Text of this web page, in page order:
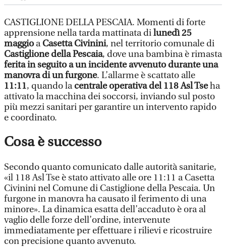
CASTIGLIONE DELLA PESCAIA. Momenti di forte
apprensione nella tarda mattinata dilunedì 25
maggioaCasetta Civinini, nel territorio comunale di
Castiglione della Pescaia, dove una bambina è rimasta
ferita in seguito a un incidente avvenuto durante una
manovra di un furgone. L’allarme è scattato alle
11:11, quando lacentrale operativa del 118 Asl Tseha
attivato la macchina dei soccorsi, inviando sul posto
più mezzi sanitari per garantire un intervento rapido
e coordinato.
Cosa è successo
Secondo quanto comunicato dalle autorità sanitarie,
«il 118 Asl Tse è stato attivato alle ore 11:11 a Casetta
Civinini nel Comune di Castiglione della Pescaia. Un
furgone in manovra ha causato il ferimento di una
minore». La dinamica esatta dell’accaduto è ora al
vaglio delle forze dell’ordine, intervenute
immediatamente per effettuare i rilievi e ricostruire
con precisione quanto avvenuto.